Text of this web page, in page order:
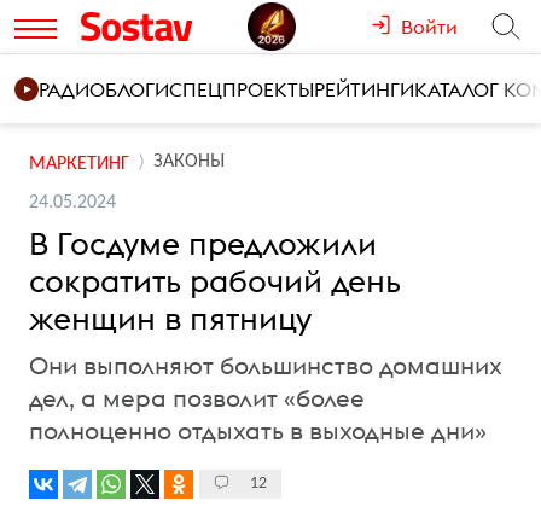
Войти
РАДИОБЛОГИСПЕЦПРОЕКТЫРЕЙТИНГИКАТАЛОГ
МАРКЕТИНГ ЗАКОНЫ
24.05.2024
В Госдуме предложили
сократить рабочий день
женщин в пятницу
Они выполняют большинство домашних
дел, а мера позволит «более
полноценно отдыхать в выходные дни»
12